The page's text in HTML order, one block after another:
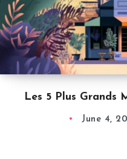
Les 5 Plus Grands
June 4,